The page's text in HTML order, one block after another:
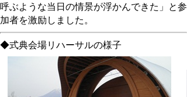
呼ぶような当日の情景が浮かんできた」と参
加者を激励しました。
◆式典会場リハーサルの様子